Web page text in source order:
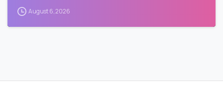
August 6, 2026